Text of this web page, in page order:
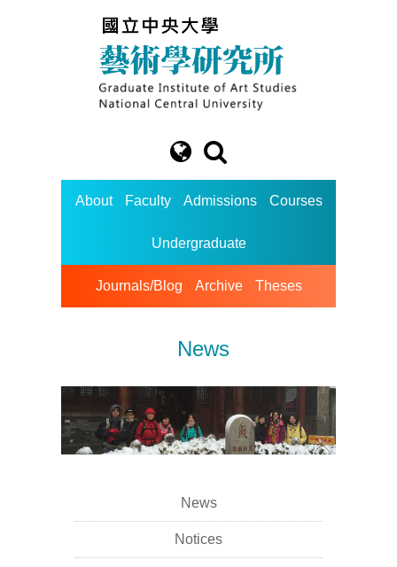
About Faculty Admissions Courses
Undergraduate
Journals/Blog Archive Theses
News
News
Notices